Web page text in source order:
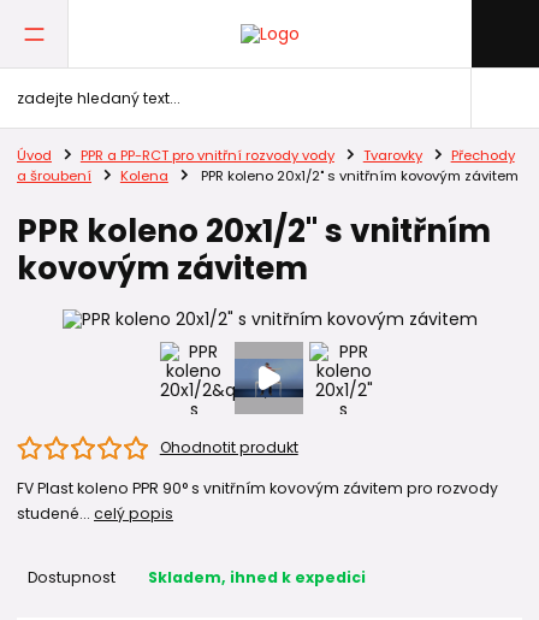
Úvod PPR a PP-RCT pro vnitřní rozvody vody Tvarovky
Přechody
a šroubení
Kolena PPR koleno 20x1/2" s vnitřním kovovým závitem
PPR koleno 20x1/2" s vnitřním
kovovým závitem
Ohodnotit produkt
FV Plast koleno PPR 90° s vnitřním kovovým závitem pro rozvody
studené... celý popis
Dostupnost Skladem, ihned k expedici